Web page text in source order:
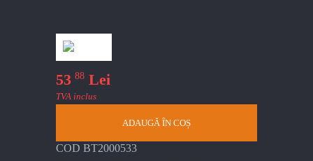
53 88 Lei
TVA inclus
ADAUGĂ ÎN COȘ
COD BT2000533